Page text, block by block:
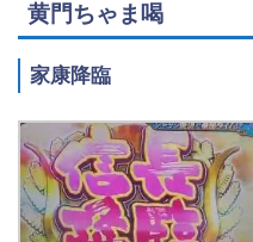
黄門ちゃま喝
家康降臨